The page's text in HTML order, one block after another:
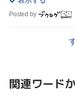
Posted by
関連ワード